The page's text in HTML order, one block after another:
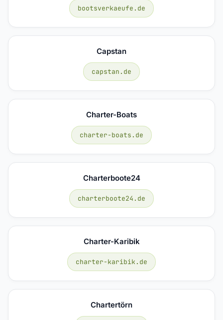
bootsverkaeufe.de
Capstan
capstan.de
Charter-Boats
charter-boats.de
Charterboote24
charterboote24.de
Charter-Karibik
charter-karibik.de
Chartertörn